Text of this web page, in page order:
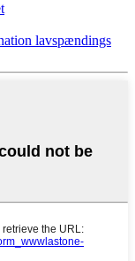
lavspændings